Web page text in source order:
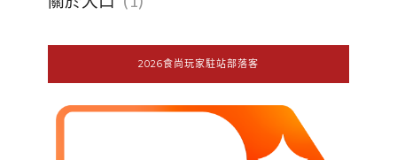
2026食尚玩家駐站部落客